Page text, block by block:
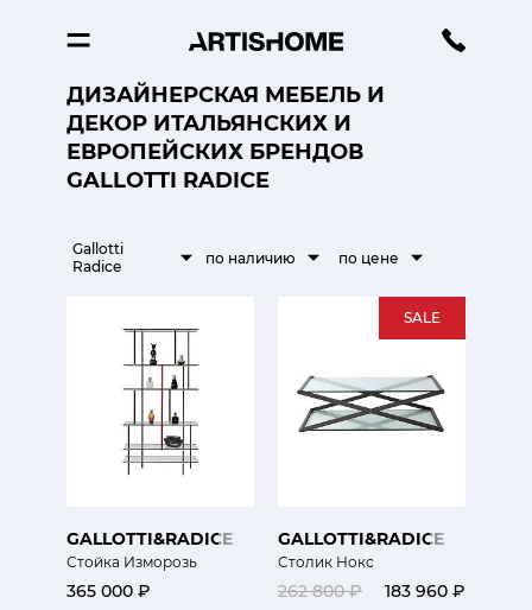
ДИЗАЙНЕРСКАЯ МЕБЕЛЬ И
ДЕКОР ИТАЛЬЯНСКИХ И
ЕВРОПЕЙСКИХ БРЕНДОВ
GALLOTTI RADICE
Gallotti
Radice
по наличию по цене
GALLOTTI&RADICE
Стойка Изморозь
365 000 ₽
SALE
GALLOTTI&RADICE
Столик Нокс
262 800 ₽ 183 960 ₽